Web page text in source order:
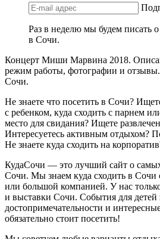
Раз в неделю мы будем писать
в Сочи.
Концерт Миши Марвина 2018.
режим работы, фотографии и
Сочи.
Не знаете что посетить в Сочи?
с ребенком, куда сходить с парнем
место для свидания? Ищете
Интересуетесь активным отдыхом?
Не знаете куда сходить на
КудаСочи — это лучший сайт о
Сочи. Мы знаем куда сходить в Сочи
или большой компанией. У нас
и выставки Сочи. События для
достопримечательности и
обязательно стоит посетить!